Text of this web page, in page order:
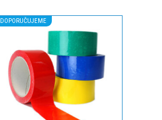
DOPORUČUJEME